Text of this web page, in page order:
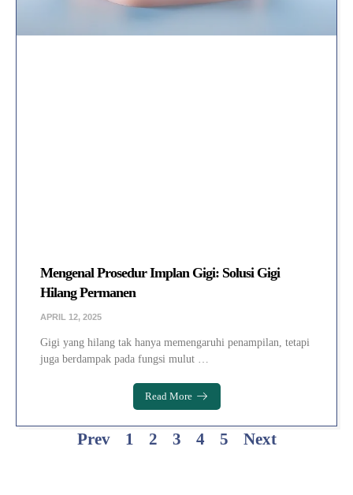
Mengenal Prosedur Implan Gigi: Solusi Gigi
Hilang Permanen
APRIL 12, 2025
Gigi yang hilang tak hanya memengaruhi penampilan, tetapi
juga berdampak pada fungsi mulut …
Read More
Prev 1 2 3 4 5 Next